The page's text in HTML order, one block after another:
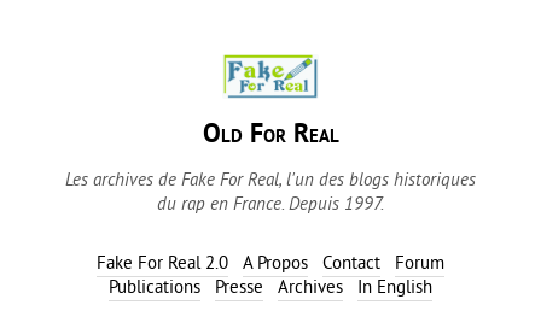
Old For Real
Les archives de Fake For Real, l'un des blogs historiques
du rap en France. Depuis 1997.
Fake For Real 2.0 A Propos Contact
Forum
Publications
Presse Archives In English